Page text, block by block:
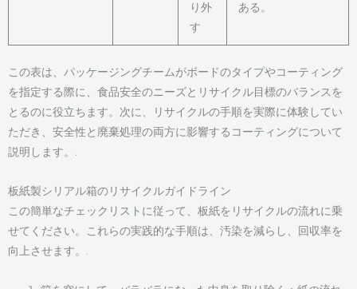
り外
す
ある。
この表は、パッケージングチームがボードのタイプやコーティング
を指定する際に、食品安全のニーズとリサイクル目標のバランスを
とるのに役立ちます。次に、リサイクルの手順を実際に体験してい
ただき、安全性と廃棄処理の両方に影響するコーティングについて
説明します。.
板紙製シリアル箱のリサイクルガイドライン
この簡単なチェックリストに従って、板紙をリサイクルの流れに乗
せてください。これらの実践的な手順は、汚染を減らし、回収率を
向上させます。.